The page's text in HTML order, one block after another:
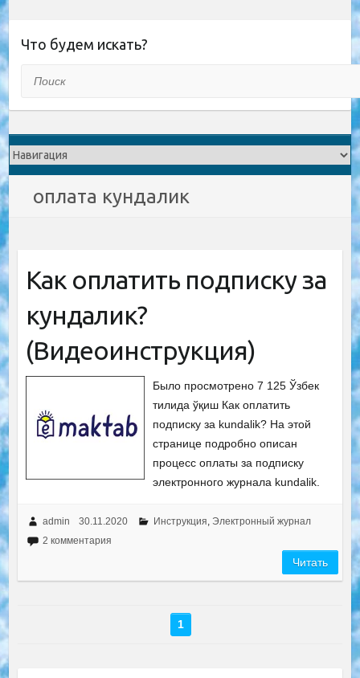
Что будем искать?
оплата кундалик
Как оплатить подписку за
кундалик?
(Видеоинструкция)
Было просмотрено 7 125 Ўзбек
тилида ўқиш Как оплатить
подписку за kundalik? На этой
странице подробно описан
процесс оплаты за подписку
электронного журнала kundalik.
admin 30.11.2020 Инструкция, Электронный журнал
2 комментария
Читать
1